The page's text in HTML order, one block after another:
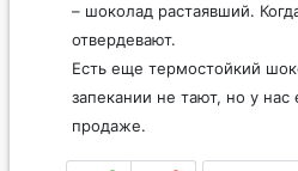
– шоколад растаявший.
отвердевают.
Есть еще термостойкий
запекании не тают, но у
продаже.